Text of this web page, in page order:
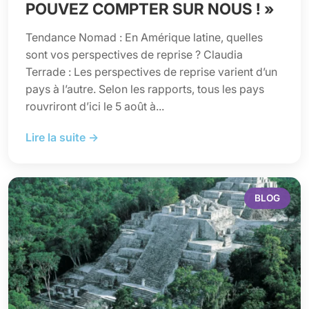
POUVEZ COMPTER SUR NOUS ! »
Tendance Nomad : En Amérique latine, quelles
sont vos perspectives de reprise ? Claudia
Terrade : Les perspectives de reprise varient d’un
pays à l’autre. Selon les rapports, tous les pays
rouvriront d’ici le 5 août à...
Lire la suite →
BLOG